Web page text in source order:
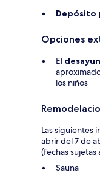
Depósito
Opciones
El
los niños
Las siguientes
abrir del 7 de
(fechas sujetas
Sauna